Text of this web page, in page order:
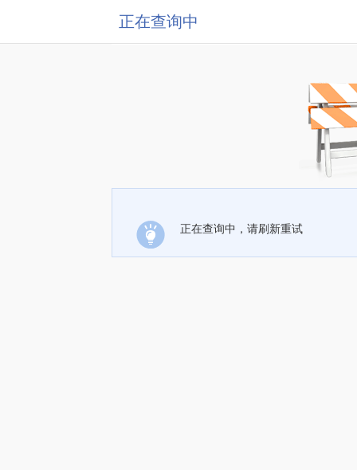
正在查询中
正在查询中，请刷新重试